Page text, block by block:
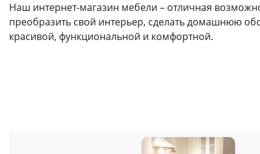
Наш интернет-магазин мебели – отличная
преобразить свой интерьер, сделать домашнюю
красивой, функциональной и комфортной.